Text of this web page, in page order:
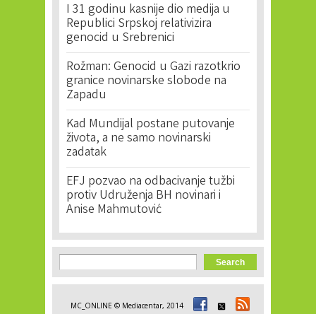
I 31 godinu kasnije dio medija u
Republici Srpskoj relativizira
genocid u Srebrenici
Rožman: Genocid u Gazi razotkrio
granice novinarske slobode na
Zapadu
Kad Mundijal postane putovanje
života, a ne samo novinarski
zadatak
EFJ pozvao na odbacivanje tužbi
protiv Udruženja BH novinari i
Anise Mahmutović
Search form
Search
MC_ONLINE © Mediacentar, 2014